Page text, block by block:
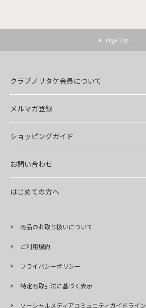
Page Top
クラブノリタケ会員について
メルマガ登録
ショッピングガイド
お問い合わせ
はじめての方へ
商品のお取り扱いについて
ご利用規約
プライバシーポリシー
特定商取引法に基づく表示
ソーシャルメディアコミュニティガイドライン